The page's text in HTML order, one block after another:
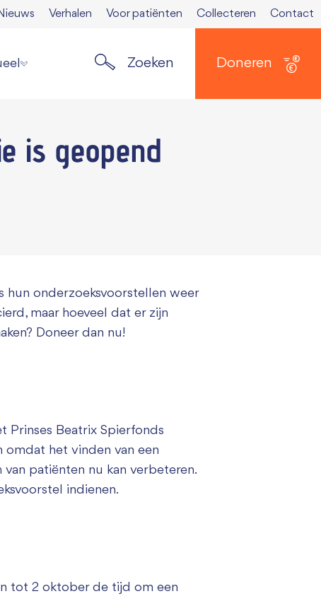
Verhalen Voor patiënten Collecteren Contact
nieuwsbrief
Zoeken Doneren
is geopend
hun onderzoeksvoorstellen weer
maar hoeveel dat er zijn
Doneer dan nu!
Prinses Beatrix Spierfonds
het vinden van een
patiënten nu kan verbeteren.
indienen.
tot 2 oktober de tijd om een